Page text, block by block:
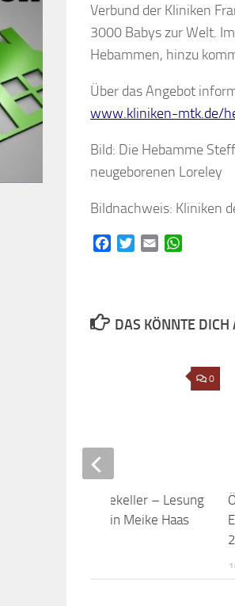
Verbund der Kliniken
3000 Babys zur Welt.
Hebammen, hinzu
Über das Angebot
www.kliniken-mtk.de/
Bild: Die Hebamme
neugeborenen Loreley
Bildnachweis: Kliniken
FacebookTwitterEmail
DAS KÖNNTE DICH
0
Schurken im Gewölbekeller – Lesung